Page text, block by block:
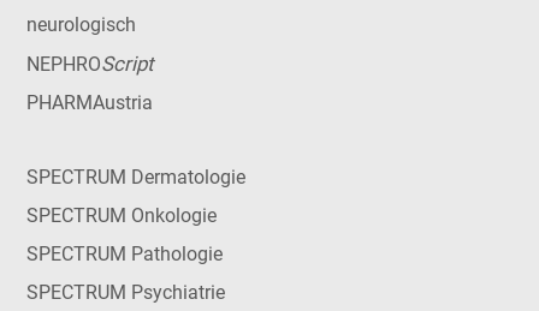
neurologisch
NEPHROScript
PHARMAustria
SPECTRUM Dermatologie
SPECTRUM Onkologie
SPECTRUM Pathologie
SPECTRUM Psychiatrie